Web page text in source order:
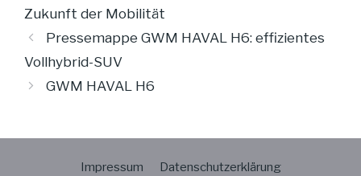
Zukunft der Mobilität
Pressemappe GWM HAVAL H6: effizientes
Vollhybrid-SUV
GWM HAVAL H6
Impressum Datenschutzerklärung